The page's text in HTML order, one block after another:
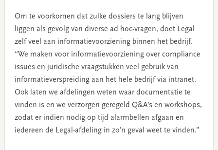
Om te voorkomen dat zulke dossiers te lang blijven
liggen als gevolg van diverse ad hoc-vragen, doet Legal
zelf veel aan informatievoorziening binnen het bedrijf.
“We maken voor informatievoorziening over compliance
issues en juridische vraagstukken veel gebruik van
informatieverspreiding aan het hele bedrijf via intranet.
Ook laten we afdelingen weten waar documentatie te
vinden is en we verzorgen geregeld Q&A’s en workshops,
zodat er indien nodig op tijd alarmbellen afgaan en
iedereen de Legal-afdeling in zo’n geval weet te vinden.”